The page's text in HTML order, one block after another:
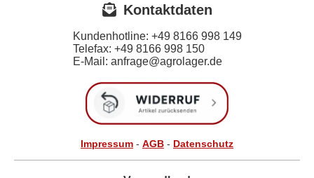
Kontaktdaten
Kundenhotline: +49 8166 998 149
Telefax: +49 8166 998 150
E-Mail: anfrage@agrolager.de
Impressum - AGB - Datenschutz